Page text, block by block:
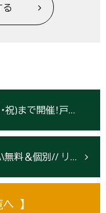
【終了しました】9/10(土)～19(月・祝)まで開催！戸建てリノベーション「自由相談会」【盛岡市】
【リフォームをお考えの方】9月 \\無料＆個別// リフォーム相談会★開催日程【盛岡・北上・仙台】
】